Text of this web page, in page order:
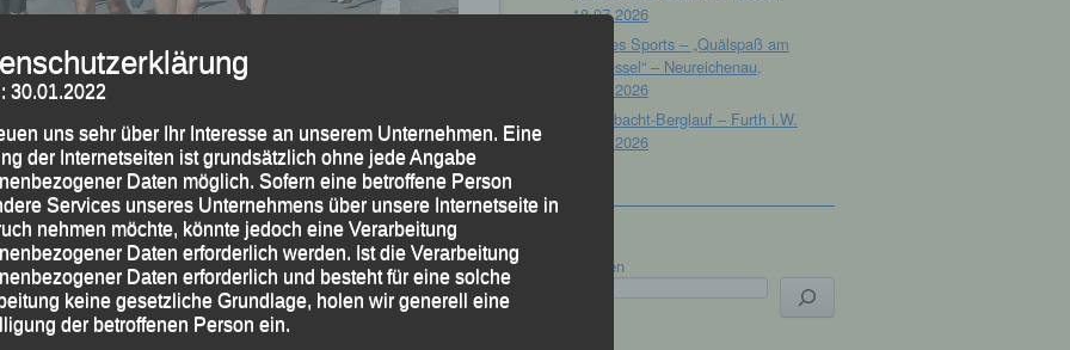
Strecken Deutschlands, die zu 80 % über
Thomas Kopfingerbei sonnigem Herbstwetter
persönlicher Bestzeit von 1:45:33 Stunden als
18.07.2026
Tag des Sports – „Quälspaß am
Dreisessel“ – Neureichenau,
18.07.2026
19. Gibacht-Berglauf – Furth i.W.
12.07.2026
Suchen
30.01.2022
uns sehr über Ihr Interesse an unserem Unternehmen. Eine
der Internetseiten ist grundsätzlich ohne jede Angabe
Daten möglich. Sofern eine betroffene Person
Services unseres Unternehmens über unsere Internetseite in
nehmen möchte, könnte jedoch eine Verarbeitung
Daten erforderlich werden. Ist die Verarbeitung
Daten erforderlich und besteht für eine solche
keine gesetzliche Grundlage, holen wir generell eine
der betroffenen Person ein.